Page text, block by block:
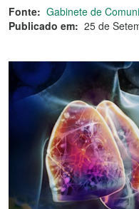
Fonte: Gabinete de
Publicado em: 25 de